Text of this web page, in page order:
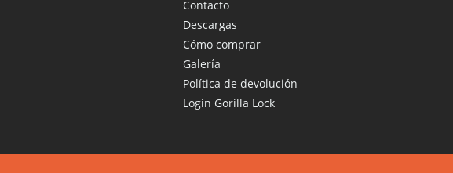
Contacto
Descargas
Cómo comprar
Galería
Política de devolución
Login Gorilla Lock